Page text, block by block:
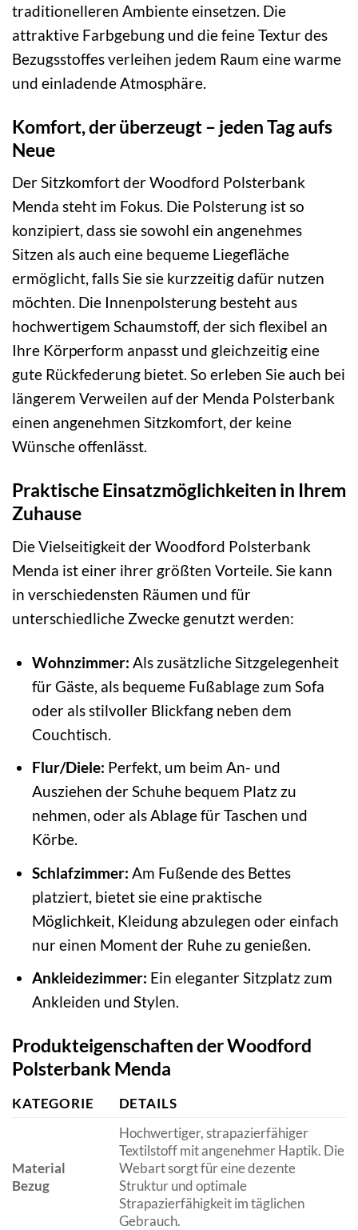
traditionelleren Ambiente einsetzen. Die
attraktive Farbgebung und die feine Textur des
Bezugsstoffes verleihen jedem Raum eine warme
und einladende Atmosphäre.
Komfort, der überzeugt – jeden Tag aufs
Neue
Der Sitzkomfort der Woodford Polsterbank
Menda steht im Fokus. Die Polsterung ist so
konzipiert, dass sie sowohl ein angenehmes
Sitzen als auch eine bequeme Liegefläche
ermöglicht, falls Sie sie kurzzeitig dafür nutzen
möchten. Die Innenpolsterung besteht aus
hochwertigem Schaumstoff, der sich flexibel an
Ihre Körperform anpasst und gleichzeitig eine
gute Rückfederung bietet. So erleben Sie auch bei
längerem Verweilen auf der Menda Polsterbank
einen angenehmen Sitzkomfort, der keine
Wünsche offenlässt.
Praktische Einsatzmöglichkeiten in Ihrem
Zuhause
Die Vielseitigkeit der Woodford Polsterbank
Menda ist einer ihrer größten Vorteile. Sie kann
in verschiedensten Räumen und für
unterschiedliche Zwecke genutzt werden:
Wohnzimmer: Als zusätzliche Sitzgelegenheit
für Gäste, als bequeme Fußablage zum Sofa
oder als stilvoller Blickfang neben dem
Couchtisch.
Flur/Diele: Perfekt, um beim An- und
Ausziehen der Schuhe bequem Platz zu
nehmen, oder als Ablage für Taschen und
Körbe.
Schlafzimmer: Am Fußende des Bettes
platziert, bietet sie eine praktische
Möglichkeit, Kleidung abzulegen oder einfach
nur einen Moment der Ruhe zu genießen.
Ankleidezimmer: Ein eleganter Sitzplatz zum
Ankleiden und Stylen.
Produkteigenschaften der Woodford
Polsterbank Menda
KATEGORIE DETAILS
Material
Bezug
Hochwertiger, strapazierfähiger
Textilstoff mit angenehmer Haptik. Die
Webart sorgt für eine dezente
Struktur und optimale
Strapazierfähigkeit im täglichen
Gebrauch.